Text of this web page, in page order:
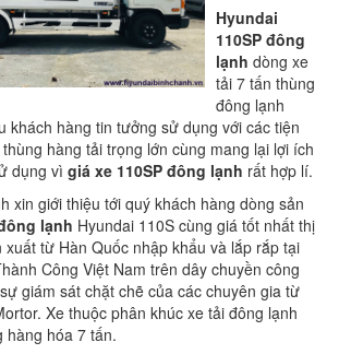
Hyundai
110SP đông
lạnh dòng xe
tải 7 tấn thùng
đông lạnh
khách hàng tin tưởng sử dụng với các tiện
hàng tải trọng lớn cùng mang lại lợi ích
dụng vì giá xe 110SP đông lạnh rất hợp lí.
xin giới thiệu tới quý khách hàng dòng sản
lạnh Hyundai 110S cùng giá tốt nhất thị
từ Hàn Quốc nhập khẩu và lắp rắp tại
Công Việt Nam trên dây chuyền công
giám sát chặt chẽ của các chuyên gia từ
Xe thuộc phân khúc xe tải đông lạnh
hàng hóa 7 tấn.